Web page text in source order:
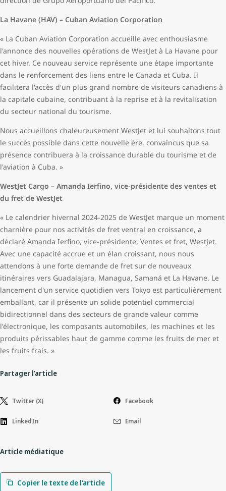
La Havane (HAV) – Cuban Aviation Corporation
« La Cuban Aviation Corporation accueille avec enthousiasme
l'annonce des nouvelles opérations de WestJet à La Havane pour
cet hiver. Ce nouveau service représente une étape importante
dans le renforcement des liens entre le Canada et Cuba. Il
facilitera l'accès d'un plus grand nombre de visiteurs canadiens à
la capitale cubaine, contribuant à la reprise et à la revitalisation
du secteur national du tourisme.
Nous accueillons chaleureusement WestJet et lui souhaitons tout
le succès possible dans cette nouvelle ère, convaincus que sa
présence contribuera à la croissance durable du tourisme et de
l'aviation à Cuba. »
WestJet Cargo – Amanda Ierfino, vice-présidente des ventes et
du fret de WestJet
« Le calendrier hivernal 2024-2025 de WestJet marque un moment
charnière pour nos activités de fret ventral en croissance, a
déclaré Amanda Ierfino, vice-présidente, Ventes et fret, WestJet.
Avec une capacité accrue et un élan croissant, nous nous
attendons à une forte demande de fret sur de nouveaux
itinéraires vers Guadalajara, Managua, Samaná et La Havane. Le
lancement d'un service quotidien vers Tokyo est particulièrement
emballant, car il présente un solide potentiel commercial
bidirectionnel dans des secteurs de grande valeur comme
l'électronique, les composants automobiles, les machines et les
produits périssables haut de gamme comme les fruits de mer et
les fruits frais. »
Partager l’article
Twitter (X) Facebook
LinkedIn Email
Article médiatique
Copier le texte de l'article